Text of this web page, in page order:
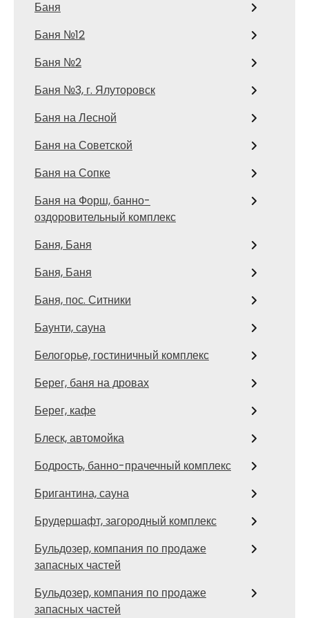
Баня
Баня №12
Баня №2
Баня №3, г. Ялуторовск
Баня на Лесной
Баня на Советской
Баня на Сопке
Баня на Форш, банно-
оздоровительный комплекс
Баня, Баня
Баня, Баня
Баня, пос. Ситники
Баунти, сауна
Белогорье, гостиничный комплекс
Берег, баня на дровах
Берег, кафе
Блеск, автомойка
Бодрость, банно-прачечный комплекс
Бригантина, сауна
Брудершафт, загородный комплекс
Бульдозер, компания по продаже
запасных частей
Бульдозер, компания по продаже
запасных частей